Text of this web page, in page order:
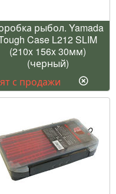
рыбол. Yamada
Case L212 SLIM
(210x 156x 30мм)
(черный)
с продажи